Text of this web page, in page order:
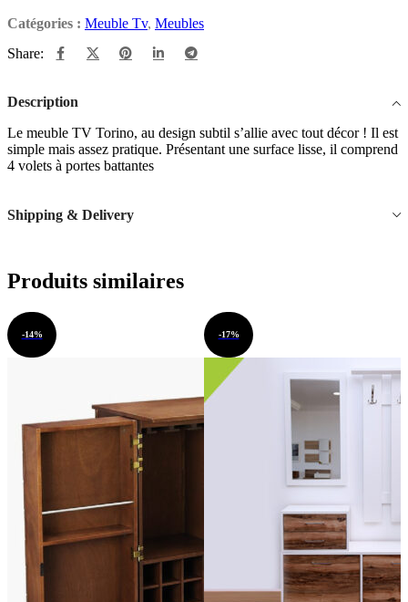
Catégories : Meuble Tv, Meubles
Share:
Description
Le meuble TV Torino, au design subtil s’allie avec tout décor ! Il est
simple mais assez pratique. Présentant une surface lisse, il comprend
4 volets à portes battantes
Shipping & Delivery
Produits similaires
-14% -17%